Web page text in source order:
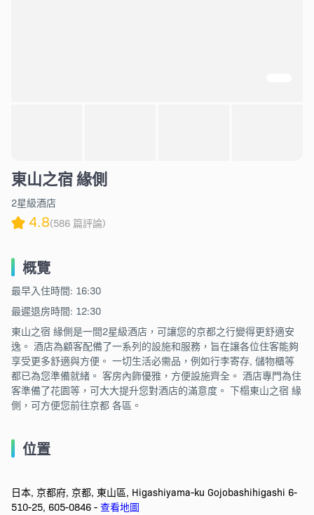
東山之宿 緣側
2星級酒店
4.8(586 篇評論)
概覽
最早入住時間: 16:30
最遲退房時間: 12:30
東山之宿 緣側是一間2星級酒店，可讓您的京都之行變得更舒適安
逸。 酒店為顧客配備了一系列的設施和服務，旨在讓各位住客能夠
享受更多舒適與方便。 一切生活必需品，例如行李寄存, 儲物櫃等
都已為您準備就緒。 客房內飾優雅，方便設施齊全。 酒店專門為住
客準備了花園等，可大大提升您對酒店的滿意度。 下榻東山之宿 緣
側，可方便您前往京都 各區。
位置
日本, 京都府, 京都, 東山區, Higashiyama-ku Gojobashihigashi 6-
510-25, 605-0846 - 查看地圖